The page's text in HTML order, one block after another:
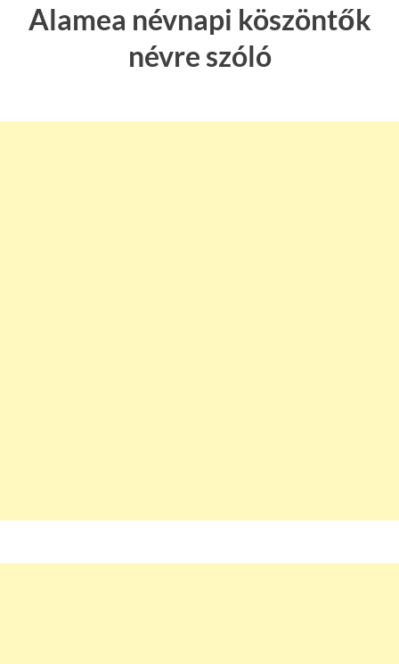
Alamea névnapi köszöntők
névre szóló